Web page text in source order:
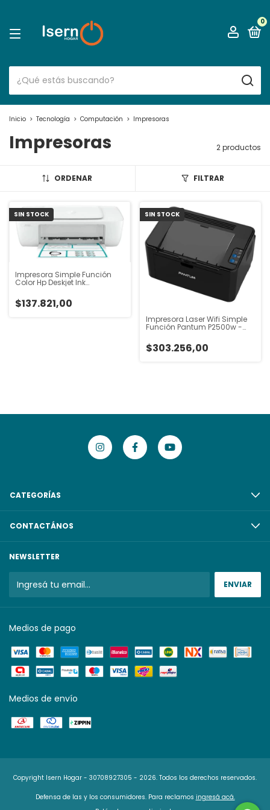
0
Inicio > Tecnología > Computación > Impresoras
Impresoras 2 productos
ORDENAR FILTRAR
SIN STOCK
Impresora Simple Función
Color Hp Deskjet Ink
$137.821,00
SIN STOCK
Impresora Laser Wifi Simple
Función Pantum P2500w -
$303.256,00
CATEGORÍAS
CONTACTÁNOS
NEWSLETTER
Medios de pago
Medios de envío
Copyright Isern Hogar - 30708927305 - 2026. Todos los derechos reservados.
Defensa de las y los consumidores. Para reclamos ingresá acá.